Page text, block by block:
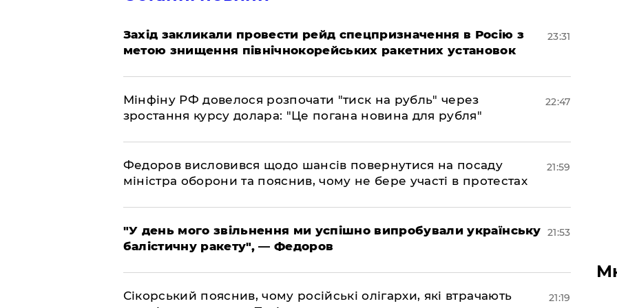
​Захід закликали провести рейд спецпризначення в Росію з
метою знищення північнокорейських ракетних установок
23:31
​Мінфіну РФ довелося розпочати "тиск на рубль" через
зростання курсу долара: "Це погана новина для рубля"
22:47
​Федоров висловився щодо шансів повернутися на посаду
міністра оборони та пояснив, чому не бере участі в протестах
21:59
​"У день мого звільнення ми успішно випробували українську
балістичну ракету", — Федоров
21:53
​Сікорський пояснив, чому російські олігархи, які втрачають
21:19